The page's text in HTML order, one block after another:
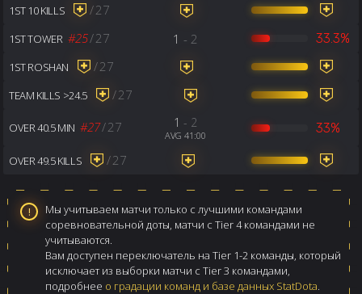
1ST 10 KILLS /27
1ST TOWER #25/27 1 - 2 33.3%
1ST ROSHAN /27
TEAM KILLS >24.5 /27
OVER 40.5 MIN #27/27 1 - 2
AVG 41:00 33%
OVER 49.5 KILLS /27
Мы учитываем матчи только с лучшими командами
соревновательной доты, матчи с Tier 4 командами не
учитываются.
Вам доступен переключатель на Tier 1-2 команды, который
исключает из выборки матчи с Tier 3 командами,
подробнее о градации команд и базе данных StatDota.